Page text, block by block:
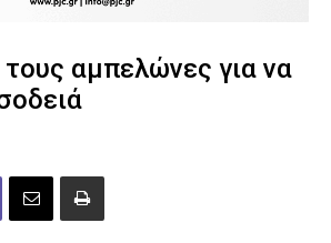
τους αμπελώνες για να